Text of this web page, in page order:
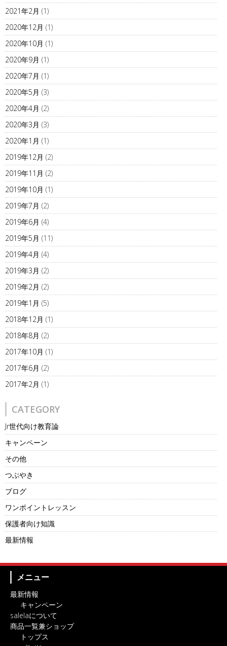
2021年2月 (1)
2020年12月 (1)
2020年10月 (1)
2020年9月 (1)
2020年7月 (1)
2020年5月 (3)
2020年4月 (2)
2020年3月 (3)
2020年1月 (1)
2019年12月 (2)
2019年11月 (2)
2019年10月 (1)
2019年7月 (2)
2019年6月 (4)
2019年5月 (11)
2019年4月 (4)
2019年3月 (2)
2019年2月 (2)
2019年1月 (5)
2018年12月 (1)
2018年8月 (2)
2017年10月 (1)
2017年6月 (2)
2017年2月 (1)
CATEGORY
Jr世代向け教育論
キャンペーン
その他
つぶやき
ブログ
ワンポイントレッスン
保護者向け知識
最新情報
メニュー
最新情報
キャンペーン
salelaについて
商品一覧兼ショップ
トップス